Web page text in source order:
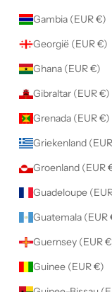
Gambia (EUR €)
Georgië (EUR €)
Ghana (EUR €)
Gibraltar (EUR €)
Grenada (EUR €)
Griekenland
Groenland (EUR
Guadeloupe
Guatemala (EUR
Guernsey (EUR
Guinee (EUR €)